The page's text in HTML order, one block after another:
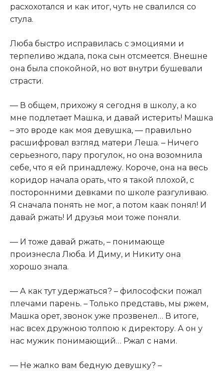
расхохотался и как итог, чуть не свалился со
стула.
Люба быстро исправилась с эмоциями и
терпеливо ждала, пока сын отсмеется. Внешне
она была спокойной, но вот внутри бушевали
страсти.
— В общем, прихожу я сегодня в школу, а ко
мне подлетает Машка, и давай истерить! Машка
– это вроде как моя девушка, — правильно
расшифровал взгляд матери Леша. – Ничего
серьезного, пару прогулок, но она возомнила
себе, что я ей принадлежу. Короче, она на весь
коридор начала орать, что я такой плохой, с
посторонними девками по школе разгуливаю.
Я сначала понять не мог, а потом каак понял! И
давай ржать! И друзья мои тоже поняли.
— И тоже давай ржать, – понимающе
произнесла Люба. И Диму, и Никиту она
хорошо знала.
— А как тут удержаться? – философски пожал
плечами парень. – Только представь, мы ржем,
Машка орет, звонок уже прозвенел… В итоге,
нас всех дружною толпою к директору. А он у
нас мужик понимающий… Ржал с нами.
— Не жалко вам бедную девушку? –